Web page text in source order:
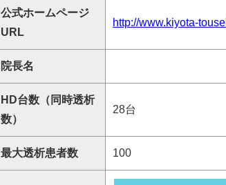
公式ホームページ
URL
http://www.kiyota-
院長名
HD台数（同時透析
数）
28台
最大透析患者数 100